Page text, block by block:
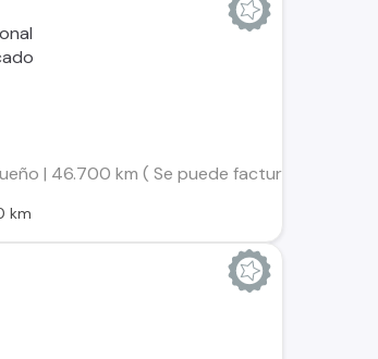
| 46.700 km ( Se puede facturar, precio
km